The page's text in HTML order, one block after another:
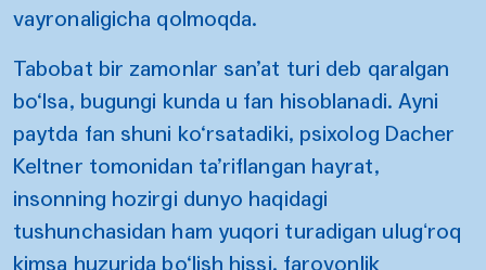
vayronaligicha qolmoqda.
Tabobat bir zamonlar san’at turi deb qaralgan
bo‘lsa, bugungi kunda u fan hisoblanadi. Ayni
paytda fan shuni ko‘rsatadiki, psixolog Dacher
Keltner tomonidan ta’riflangan hayrat,
insonning hozirgi dunyo haqidagi
tushunchasidan ham yuqori turadigan ulugʻroq
kimsa huzurida bo‘lish hissi, farovonlik